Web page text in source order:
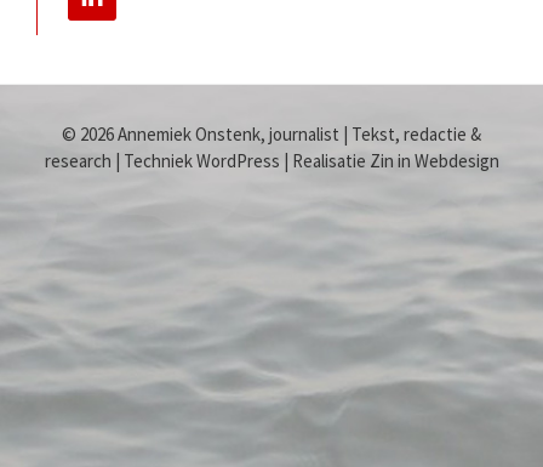
© 2026 Annemiek Onstenk, journalist | Tekst, redactie &
research | Techniek WordPress | Realisatie Zin in Webdesign